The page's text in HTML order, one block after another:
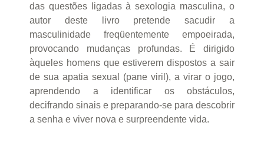
das questões ligadas à sexologia masculina, o
autor deste livro pretende sacudir a
masculinidade freqüentemente empoeirada,
provocando mudanças profundas. É dirigido
àqueles homens que estiverem dispostos a sair
de sua apatia sexual (pane viril), a virar o jogo,
aprendendo a identificar os obstáculos,
decifrando sinais e preparando-se para descobrir
a senha e viver nova e surpreendente vida.